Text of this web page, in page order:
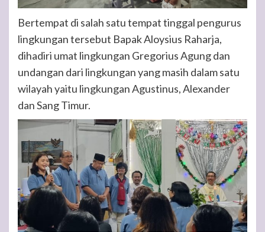
Bertempat di salah satu tempat tinggal pengurus
lingkungan tersebut Bapak Aloysius Raharja,
dihadiri umat lingkungan Gregorius Agung dan
undangan dari lingkungan yang masih dalam satu
wilayah yaitu lingkungan Agustinus, Alexander
dan Sang Timur.